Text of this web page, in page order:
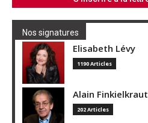
Nos signatures
Elisabeth Lévy
1190 Articles
Alain Finkielkraut
202 Articles